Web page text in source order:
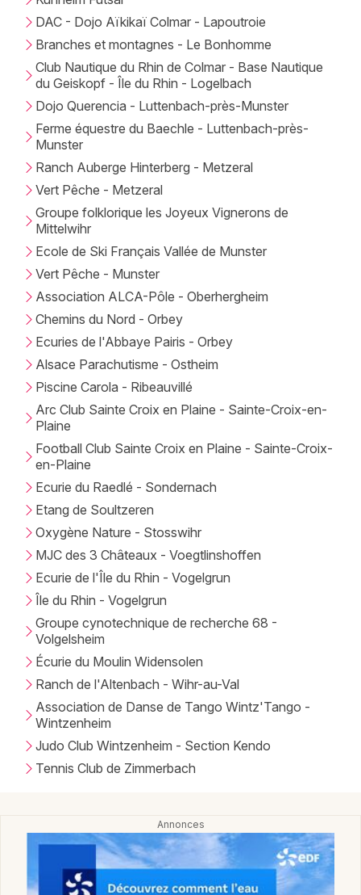
DAC - Dojo Aïkikaï Colmar - Lapoutroie
Branches et montagnes - Le Bonhomme
Club Nautique du Rhin de Colmar - Base Nautique
du Geiskopf - Île du Rhin - Logelbach
Dojo Querencia - Luttenbach-près-Munster
Ferme équestre du Baechle - Luttenbach-près-
Munster
Ranch Auberge Hinterberg - Metzeral
Vert Pêche - Metzeral
Groupe folklorique les Joyeux Vignerons de
Mittelwihr
Ecole de Ski Français Vallée de Munster
Vert Pêche - Munster
Association ALCA-Pôle - Oberhergheim
Chemins du Nord - Orbey
Ecuries de l'Abbaye Pairis - Orbey
Alsace Parachutisme - Ostheim
Piscine Carola - Ribeauvillé
Arc Club Sainte Croix en Plaine - Sainte-Croix-en-
Plaine
Football Club Sainte Croix en Plaine - Sainte-Croix-
en-Plaine
Ecurie du Raedlé - Sondernach
Etang de Soultzeren
Oxygène Nature - Stosswihr
MJC des 3 Châteaux - Voegtlinshoffen
Ecurie de l'Île du Rhin - Vogelgrun
Île du Rhin - Vogelgrun
Groupe cynotechnique de recherche 68 -
Volgelsheim
Écurie du Moulin Widensolen
Ranch de l'Altenbach - Wihr-au-Val
Association de Danse de Tango Wintz'Tango -
Wintzenheim
Judo Club Wintzenheim - Section Kendo
Tennis Club de Zimmerbach